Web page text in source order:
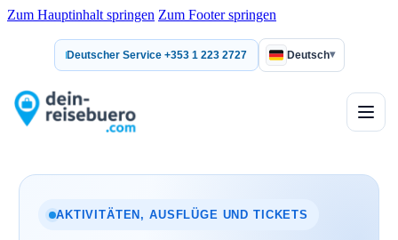
Zum Hauptinhalt springen Zum Footer springen
Deutscher Service +353 1 223 2727 Deutsch▾
AKTIVITÄTEN, AUSFLÜGE UND TICKETS